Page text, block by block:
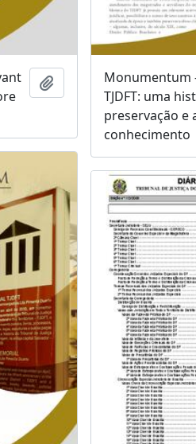
Adicionar à área de
Monumentum
TJDFT: uma
preservação e
conhecimento